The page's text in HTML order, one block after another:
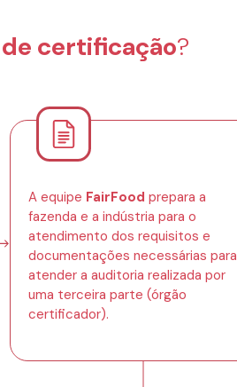
certificação?
A equipe FairFood prepara a
fazenda e a indústria para o
atendimento dos requisitos e
documentações necessárias para
atender a auditoria realizada por
uma terceira parte (órgão
certificador).